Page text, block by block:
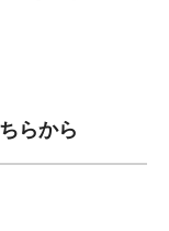
らから